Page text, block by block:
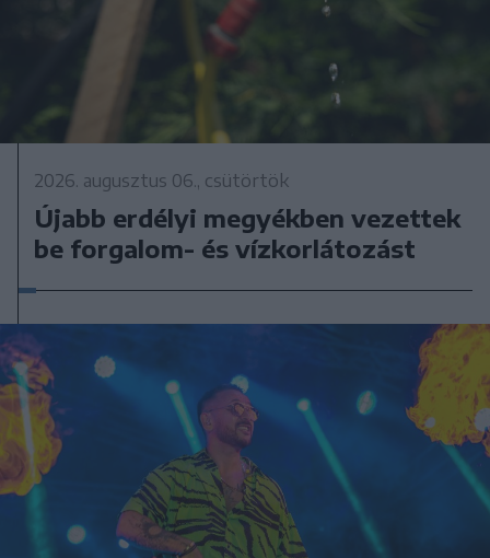
2026. augusztus 06., csütörtök
Újabb erdélyi megyékben vezettek
be forgalom- és vízkorlátozást